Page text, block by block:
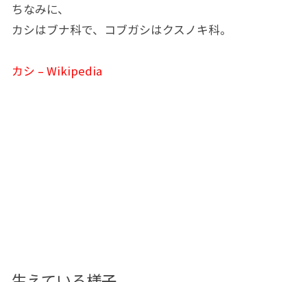
ちなみに、
カシはブナ科で、コブガシはクスノキ科。
カシ – Wikipedia